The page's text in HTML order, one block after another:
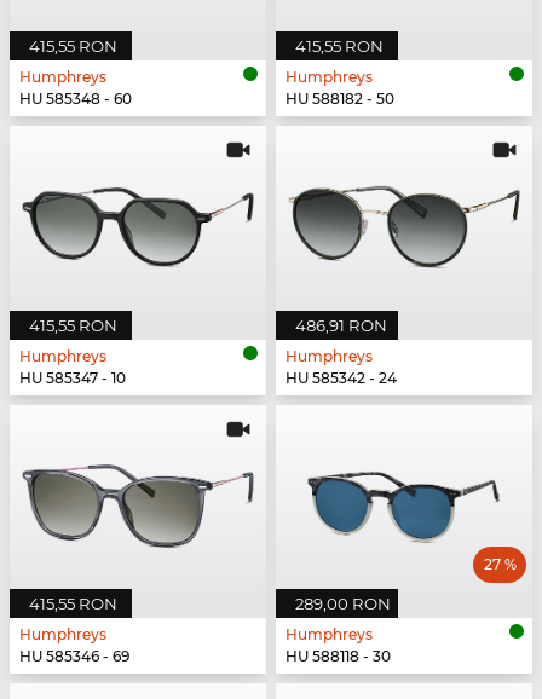
415,55 RON
Humphreys
HU 585348 - 60
415,55 RON
Humphreys
HU 588182 - 50
415,55 RON
Humphreys
HU 585347 - 10
486,91 RON
Humphreys
HU 585342 - 24
415,55 RON
Humphreys
HU 585346 - 69
289,00 RON
27 %
Humphreys
HU 588118 - 30